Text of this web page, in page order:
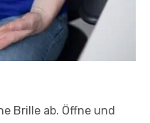
Brille ab. Öffne und